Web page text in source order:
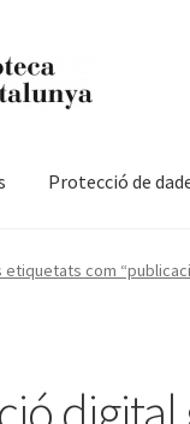
Protecció de
Cistella El
etiquetats com